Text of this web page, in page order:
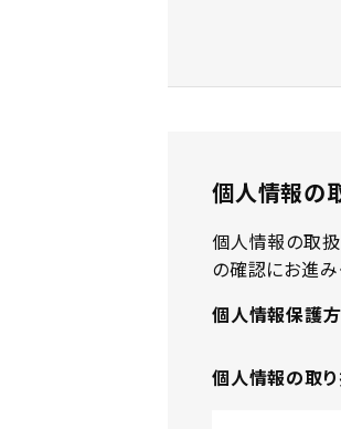
個人情報の
個人情報の取扱
の確認にお進み
個人情報保護
個人情報の取